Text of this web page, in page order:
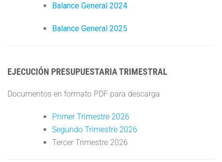
Balance General 2024
Balance General 2025
EJECUCIÓN PRESUPUESTARIA TRIMESTRAL
Documentos en formato PDF para descarga
Primer Trimestre 2026
Segundo Trimestre 2026
Tercer Trimestre 2026